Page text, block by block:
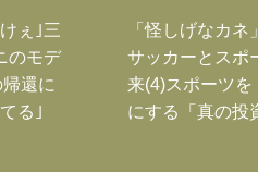
ぇ｣三
のモデ
還に
る｣
「怪しげなカ
サッカーとスポ
来(4)スポーツを
にする「真の投